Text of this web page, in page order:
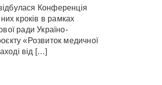
Конференція
кроків в рамках
ради Україно-
«Розвиток медичної
від […]